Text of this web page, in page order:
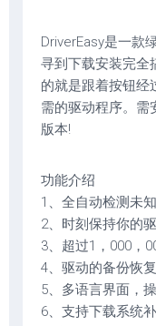
DriverEasy是一款
寻到下载安装完全
的就是跟着按钮经
需的驱动程序。需
版本!
功能介绍
1、全自动检测未
2、时刻保持你的
3、超过1，000，
4、驱动的备份恢
5、多语言界面，
6、支持下载系统